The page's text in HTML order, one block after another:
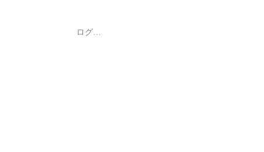
ログイン